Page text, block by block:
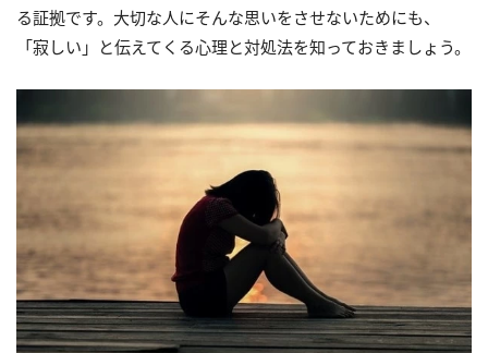
る証拠です。大切な人にそんな思いをさせないためにも、
「寂しい」と伝えてくる心理と対処法を知っておきましょう。